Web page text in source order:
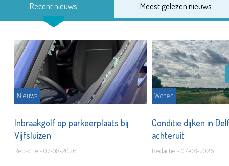
Recent nieuws Meest gelezen nieuws
Nieuws
Inbraakgolf op parkeerplaats bij
Vijfsluizen
Redactie - 07-08-2026
Wonen
Conditie dijken in
achteruit
Redactie - 07-08-2026